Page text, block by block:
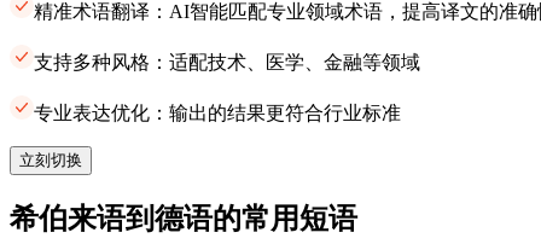
精准术语翻译：AI智能匹配专业领域术语，提高译文的准
支持多种风格：适配技术、医学、金融等领域
专业表达优化：输出的结果更符合行业标准
立刻切换
希伯来语到德语的常用短语